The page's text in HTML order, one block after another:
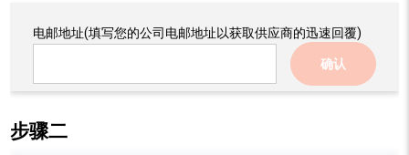
电邮地址(填写您的公司电邮地址以获取供应商的迅速回覆)
确认
步骤二